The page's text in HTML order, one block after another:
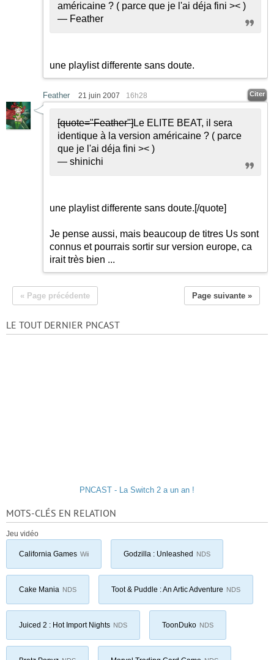
américaine ? ( parce que je l'ai déja fini >< )
— Feather
une playlist differente sans doute.
Feather 21 juin 2007 16h28 Citer
[quote="Feather"]Le ELITE BEAT, il sera
identique à la version américaine ? ( parce
que je l'ai déja fini >< )
— shinichi
une playlist differente sans doute.[/quote]
Je pense aussi, mais beaucoup de titres Us sont
connus et pourrais sortir sur version europe, ca
irait très bien ...
« Page précédente Page suivante »
LE TOUT DERNIER PNCAST
PNCAST - La Switch 2 a un an !
MOTS-CLÉS EN RELATION
Jeu vidéo
California Games Wii Godzilla : Unleashed NDS
Cake Mania NDS Toot & Puddle : An Artic Adventure NDS
Juiced 2 : Hot Import Nights NDS ToonDuko NDS